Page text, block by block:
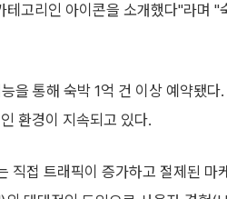
고리인 아이콘을 소개했다"라며 "
을 통해 숙박 1억 건 이상 예약됐다
환경이 지속되고 있다.
직접 트래픽이 증가하고 절제된 마